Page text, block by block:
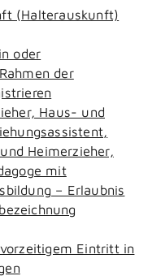
(Halterauskunft)
oder
der
Haus- und
Heimerzieher,
mit
– Erlaubnis
Eintritt in